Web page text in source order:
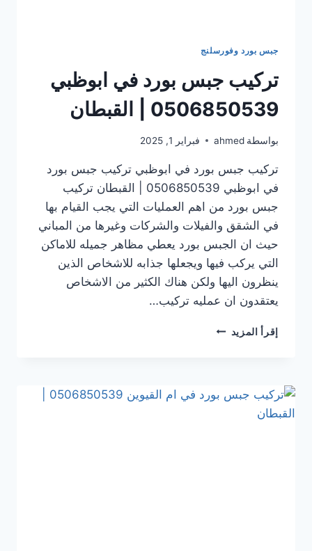
جبس بورد وفورسلنج
تركيب جبس بورد في ابوظبي
0506850539 | القبطان
بواسطة ahmed فبراير 1, 2025
تركيب جبس بورد في ابوظبي تركيب جبس بورد
في ابوظبي 0506850539 | القبطان تركيب
جبس بورد من اهم العمليات التي يجب القيام بها
في الشقق والفيلات والشركات وغيرها من المباني
حيث ان الجبس بورد يعطي مظاهر جميله للاماكن
التي يركب فيها ويجعلها جذابه للاشخاص الذين
ينظرون اليها ولكن هناك الكثير من الاشخاص
يعتقدون ان عمليه تركيب…
إقرأ المزيد تركيب
|